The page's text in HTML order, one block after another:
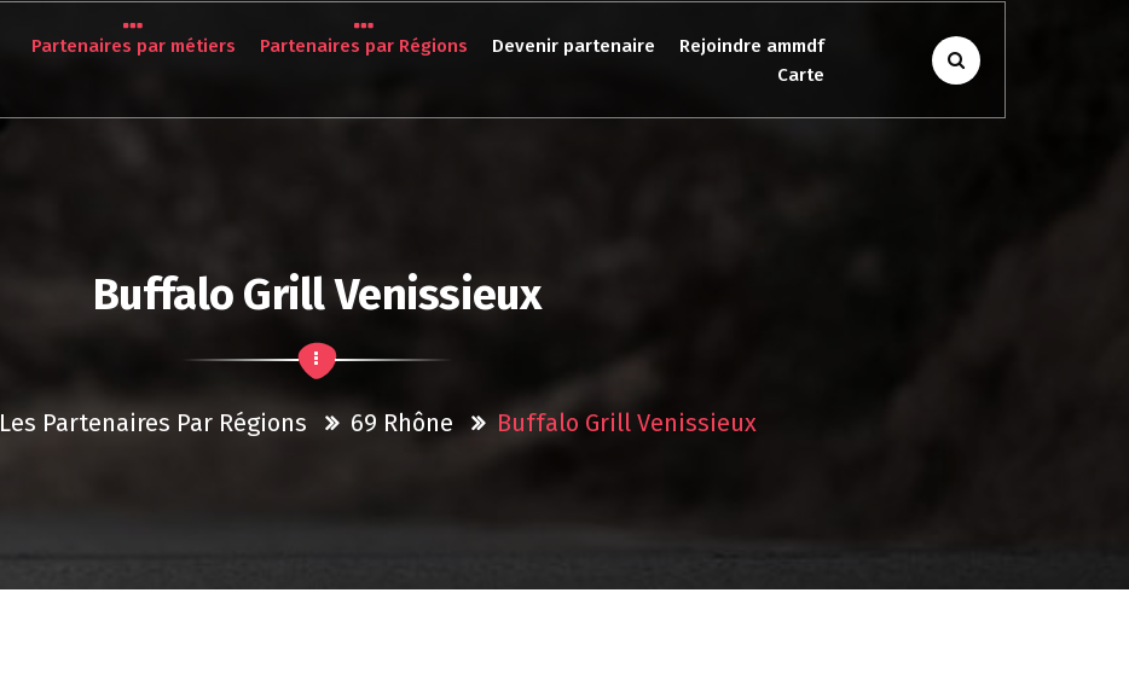
Partenaires par métiers Partenaires par Régions Devenir partenaire
Rejoindre ammdf
Carte
Buffalo Grill Venissieux
Les Partenaires Par Régions 69 Rhône Buffalo Grill Venissieux